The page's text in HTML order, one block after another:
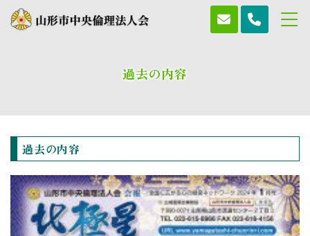
過去の内容
過去の内容